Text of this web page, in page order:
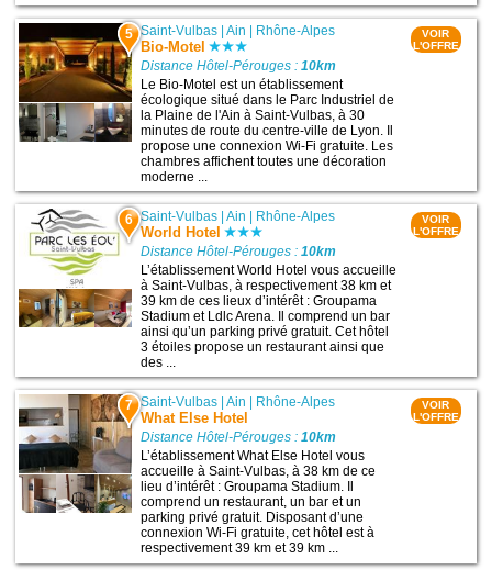
5 Saint-Vulbas |Ain | Rhône-Alpes
Bio-Motel
Distance Hôtel-Pérouges :10km
Le Bio-Motel est un établissement
écologique situé dans le Parc Industriel de
la Plaine de l'Ain à Saint-Vulbas, à 30
minutes de route du centre-ville de Lyon. Il
propose une connexion Wi-Fi gratuite. Les
chambres affichent toutes une décoration
moderne ...
VOIR
L'OFFRE
6 Saint-Vulbas |Ain | Rhône-Alpes
World Hotel
Distance Hôtel-Pérouges :10km
L’établissement World Hotel vous accueille
à Saint-Vulbas, à respectivement 38 km et
39 km de ces lieux d’intérêt : Groupama
Stadium et Ldlc Arena. Il comprend un bar
ainsi qu’un parking privé gratuit. Cet hôtel
3 étoiles propose un restaurant ainsi que
des ...
VOIR
L'OFFRE
7 Saint-Vulbas |Ain Rhône-Alpes
What Else Hotel
Distance Hôtel-Pérouges :10km
L’établissement What Else Hotel vous
accueille à Saint-Vulbas, à 38 km de ce
lieu d’intérêt : Groupama Stadium. Il
comprend un restaurant, un bar et un
parking privé gratuit. Disposant d’une
connexion Wi-Fi gratuite, cet hôtel est à
respectivement 39 km et 39 km ...
VOIR
L'OFFRE